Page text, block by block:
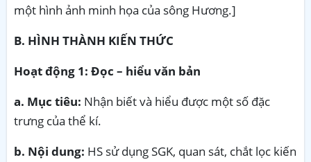
một hình ảnh minh họa của sông Hương.]
B. HÌNH THÀNH KIẾN THỨC
Hoạt động 1: Đọc – hiểu văn bản
a. Mục tiêu: Nhận biết và hiểu được một số đặc
trưng của thể kí.
b. Nội dung: HS sử dụng SGK, quan sát, chắt lọc kiến